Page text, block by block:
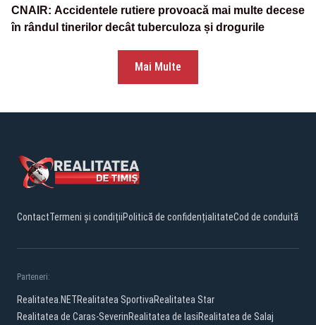
CNAIR: Accidentele rutiere provoacă mai multe decese
în rândul tinerilor decât tuberculoza și drogurile
Mai Multe
ContactTermeni și condițiiPolitică de confidențialitateCod de conduită
Parteneri:
Realitatea.NETRealitatea SportivaRealitatea Star
Realitatea de Caras-SeverinRealitatea de IasiRealitatea de Salaj